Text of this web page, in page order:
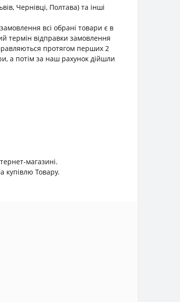
Чернівці, Полтава) та інші
всі обрані товари є в
термін відправки замовлення
протягом перших 2
а потім за наш рахунок дійшли
магазині.
купівлю Товару.